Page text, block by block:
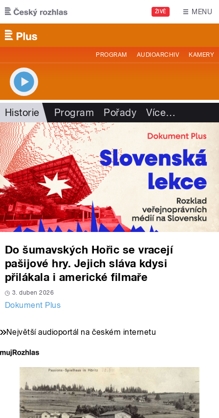
Přejít k hlavnímu obsahu
ŽIVĚ MENU
PROGRAM AUDIOARCHIV KAMERY
Historie Program Pořady Více…
Do šumavských Hořic se vracejí
pašijové hry. Jejich sláva kdysi
přilákala i americké filmaře
3. duben 2026
Dokument Plus
Největší audioportál na českém internetu